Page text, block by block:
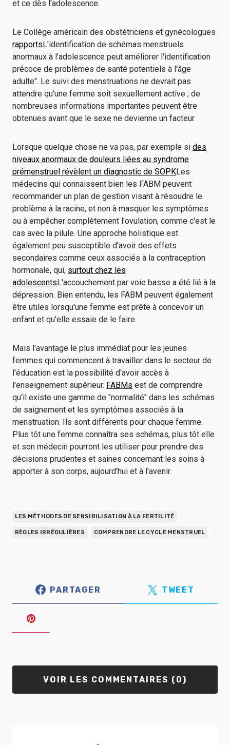
et ce dès l'adolescence.
Le Collège américain des obstétriciens et gynécologues
rapportsL'identification de schémas menstruels
anormaux à l'adolescence peut améliorer l'identification
précoce de problèmes de santé potentiels à l'âge
adulte". Le suivi des menstruations ne devrait pas
attendre qu'une femme soit sexuellement active ; de
nombreuses informations importantes peuvent être
obtenues avant que le sexe ne devienne un facteur.
Lorsque quelque chose ne va pas, par exemple si des
niveaux anormaux de douleurs liées au syndrome
prémenstruel révèlent un diagnostic de SOPKLes
médecins qui connaissent bien les FABM peuvent
recommander un plan de gestion visant à résoudre le
problème à la racine, et non à masquer les symptômes
ou à empêcher complètement l'ovulation, comme c'est le
cas avec la pilule. Une approche holistique est
également peu susceptible d'avoir des effets
secondaires comme ceux associés à la contraception
hormonale, qui, surtout chez les
adolescentsL'accouchement par voie basse a été lié à la
dépression. Bien entendu, les FABM peuvent également
être utiles lorsqu'une femme est prête à concevoir un
enfant et qu'elle essaie de le faire.
Mais l'avantage le plus immédiat pour les jeunes
femmes qui commencent à travailler dans le secteur de
l'éducation est la possibilité d'avoir accès à
l'enseignement supérieur. FABMs est de comprendre
qu'il existe une gamme de "normalité" dans les schémas
de saignement et les symptômes associés à la
menstruation. Ils sont différents pour chaque femme.
Plus tôt une femme connaîtra ses schémas, plus tôt elle
et son médecin pourront les utiliser pour prendre des
décisions prudentes et saines concernant les soins à
apporter à son corps, aujourd'hui et à l'avenir.
LES MÉTHODES DE SENSIBILISATION À LA FERTILITÉ
RÈGLES IRRÉGULIÈRES COMPRENDRE LE CYCLE MENSTRUEL
PARTAGER TWEET
VOIR LES COMMENTAIRES (0)